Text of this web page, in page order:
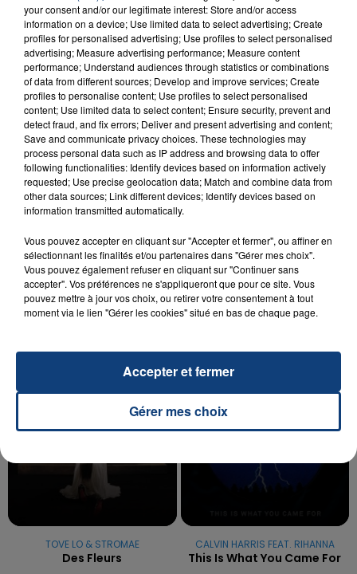
23 juillet 2026
INCENDIE MORTEL À LENS : UNE FEMME ET
SON BÉBÉ ENTRE LA VIE ET LA...
Un homme s'est immolé par le feu après avoir
aspergé sa compagne et leur bébé de trois mois
d'un liquide inflammable.
UNE ADOLESCENTE DEVANT SE FAIRE
OPÉRER DE LA CHEVILLE RESSORT DE LA...
La famille a porté plainte contre la clinique qui a
reconnu sa responsabilité et présenté ses
excuses.
TOVE LO & STROMAE
Des Fleurs
18h07
18h07
CALVIN HARRIS FEAT. RIHANNA
This Is What You Came For
your consent and/or our legitimate interest: Store and/or access
information on a device; Use limited data to select advertising; Create
profiles for personalised advertising; Use profiles to select personalised
advertising; Measure advertising performance; Measure content
performance; Understand audiences through statistics or combinations
of data from different sources; Develop and improve services; Create
profiles to personalise content; Use profiles to select personalised
content; Use limited data to select content; Ensure security, prevent and
detect fraud, and fix errors; Deliver and present advertising and content;
Save and communicate privacy choices. These technologies may
process personal data such as IP address and browsing data to offer
following functionalities: Identify devices based on information actively
requested; Use precise geolocation data; Match and combine data from
other data sources; Link different devices; Identify devices based on
information transmitted automatically.
Vous pouvez accepter en cliquant sur "Accepter et fermer", ou affiner en
sélectionnant les finalités et/ou partenaires dans "Gérer mes choix".
Vous pouvez également refuser en cliquant sur "Continuer sans
accepter". Vos préférences ne s'appliqueront que pour ce site. Vous
pouvez mettre à jour vos choix, ou retirer votre consentement à tout
moment via le lien "Gérer les cookies" situé en bas de chaque page.
Gérer mes choix
Accepter et fermer